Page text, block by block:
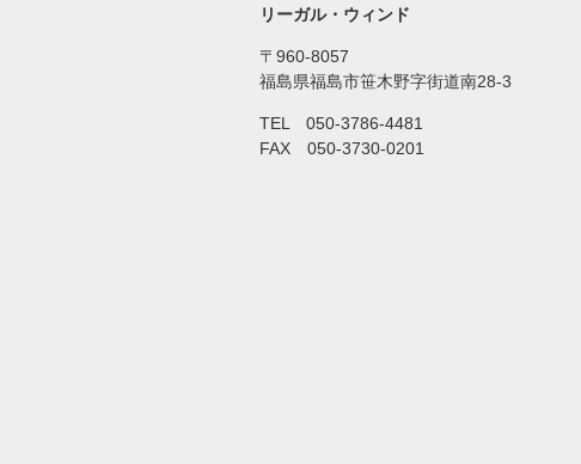
リーガル・ウィンド
〒960-8057
福島県福島市笹木野字街道南28-3
TEL 050-3786-4481
FAX 050-3730-0201